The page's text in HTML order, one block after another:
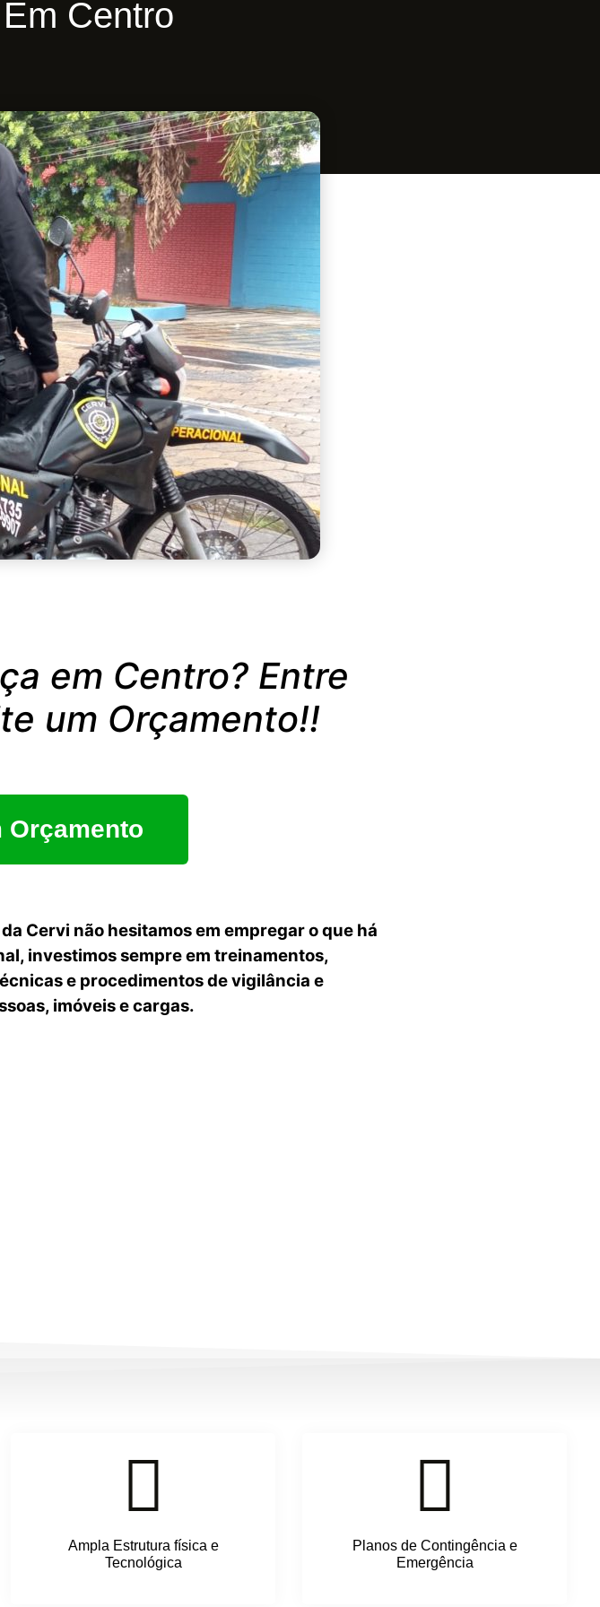
Centro
em Centro? Entre
um Orçamento!!
Orçamento
Cervi não hesitamos em empregar o que há
investimos sempre em treinamentos,
e procedimentos de vigilância e
imóveis e cargas.
Ampla Estrutura física e
Tecnológica
Planos de Contingência e
Emergência